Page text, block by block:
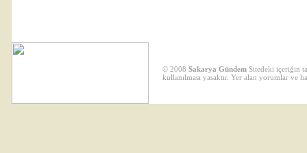
© 2008 Sakarya Gündem Sitedeki içeriğin
kullanılması yasaktır. Yer alan yorumlar ve